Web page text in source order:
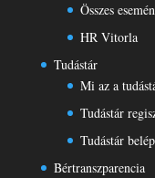
Összes
HR Vitorla
Tudástár
Mi az a
Tudástár
Tudástár
Bértranszparencia